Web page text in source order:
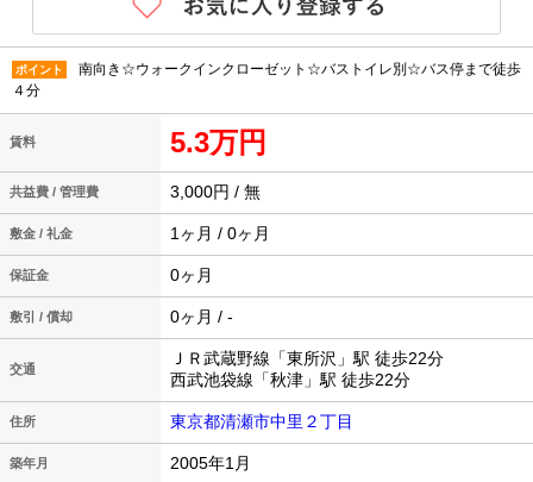
ポイント
南向き☆ウォークインクローゼット☆バストイレ別☆バス停まで徒歩
４分
賃料 5.3万円
共益費 / 管理費 3,000円 / 無
敷金 / 礼金 1ヶ月 / 0ヶ月
保証金 0ヶ月
敷引 / 償却 0ヶ月 / -
交通
ＪＲ武蔵野線「東所沢」駅 徒歩22分
西武池袋線「秋津」駅 徒歩22分
住所 東京都清瀬市中里２丁目
築年月 2005年1月